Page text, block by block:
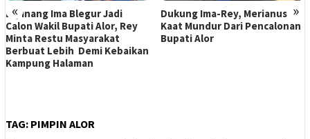
« »
Dipinang Ima Blegur Jadi
Calon Wakil Bupati Alor, Rey
Minta Restu Masyarakat
Berbuat Lebih Demi Kebaikan
Kampung Halaman
Dukung Ima-Rey, Merianus
Kaat Mundur Dari Pencalonan
Bupati Alor
TAG: PIMPIN ALOR